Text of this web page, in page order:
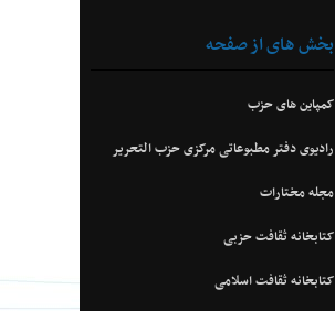
بخش های از صفحه
کمپاین های حزب
رادیوی دفتر مطبوعاتی مرکزی حزب التحریر
مجله مختارات
کتابخانه ثقافت حزبی
کتابخانه ثقافت اسلامی